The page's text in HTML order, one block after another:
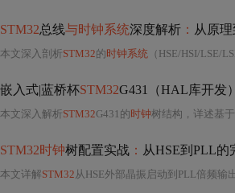
STM32总线与时钟系统深度解析 ： 从原
本文深入剖析STM32的时钟系统 （HSE/HSI/LSE/
嵌入式|蓝桥杯STM32G431（HAL库开发
本文深入解析STM32G431的时钟树结构，详述基
STM32时钟树配置实战 ： 从HSE到PLL的
本文详解STM32从HSE外部晶振启动到PLL倍频输出系统